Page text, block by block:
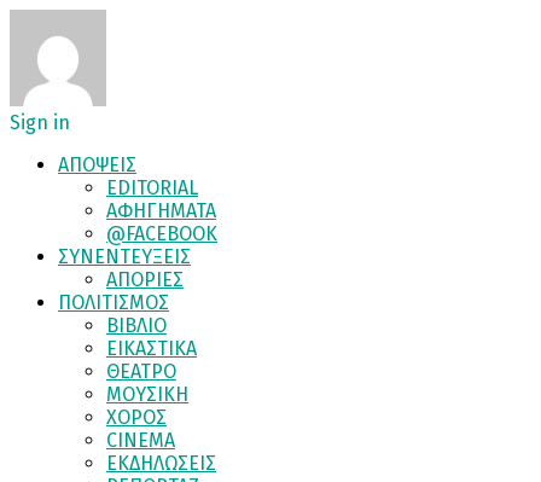
Sign in
ΑΠΟΨΕΙΣ
EDITORIAL
ΑΦΗΓΗΜΑΤΑ
@FACEBOOK
ΣΥΝΕΝΤΕΥΞΕΙΣ
ΑΠΟΡΙΕΣ
ΠΟΛΙΤΙΣΜΟΣ
ΒΙΒΛΙΟ
ΕΙΚΑΣΤΙΚΑ
ΘΕΑΤΡΟ
ΜΟΥΣΙΚΗ
ΧΟΡΟΣ
CINEMA
ΕΚΔΗΛΩΣΕΙΣ